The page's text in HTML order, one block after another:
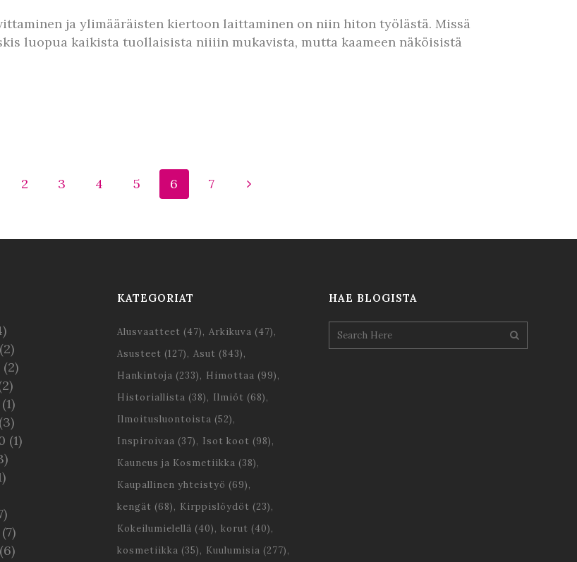
ja ylimääräisten kiertoon laittaminen on niin hiton työlästä. Missä
luopua kaikista tuollaisista niiiin mukavista, mutta kaameen näköisistä
2 3 4 5 6 7
(2)
(2)
(1)
(3)
(1)
(7)
(6)
KATEGORIAT
Alusvaatteet (47) Arkikuva (47)
Asusteet (127) Asut (843)
Hankintoja (233) Himottaa (99)
Historiallista (38) Ilmiöt (68)
Ilmoitusluontoista (52)
Inspiroivaa (37) Isot koot (98)
Kauneus ja Kosmetiikka (38)
Kaupallinen yhteistyö (69)
kengät (68) Kirppislöydöt (23)
Kokeilumielellä (40) korut (40)
kosmetiikka (35) Kuulumisia (277)
HAE BLOGISTA